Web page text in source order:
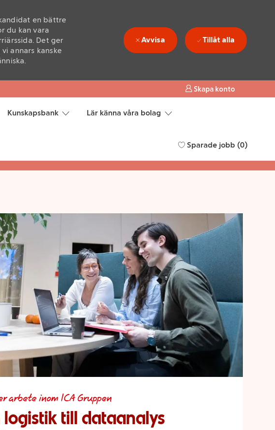
Skapa konto
Kunskapsbank Lär känna våra bolag
Sparade jobb (0)
en bättre
du kan vara
Det ger
annars kanske
Avvisa Tillåt alla
att
oss.
Börja här
arbete inom ICA Gruppen
logistik till dataanalys